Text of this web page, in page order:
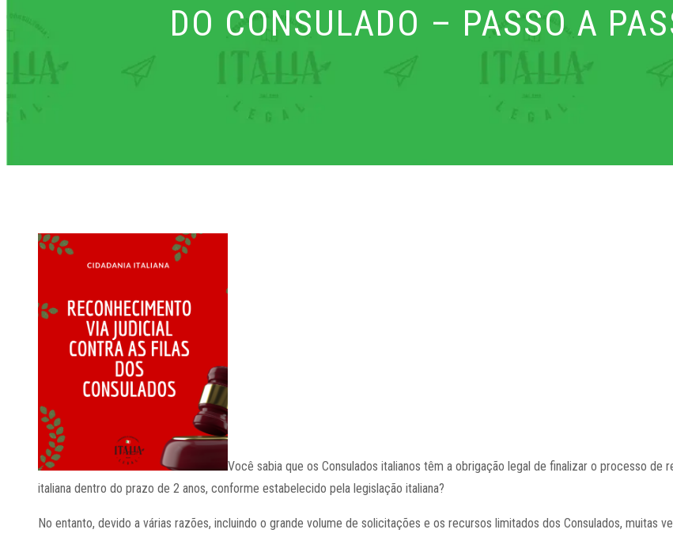
DO CONSULADO – PASSO A
Você sabia que os Consulados italianos têm a obrigação legal de finalizar o processo de
italiana dentro do prazo de 2 anos, conforme estabelecido pela legislação italiana?
No entanto, devido a várias razões, incluindo o grande volume de solicitações e os recursos limitados dos Consulados, muitas